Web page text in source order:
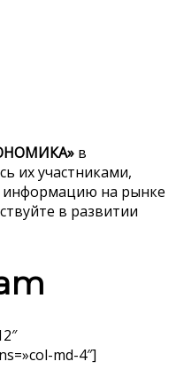
в
их участниками,
информацию на рынке
в развитии
md-4″]